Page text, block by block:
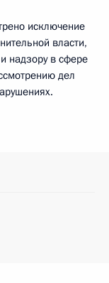
исключение
власти,
надзору в сфере
дел